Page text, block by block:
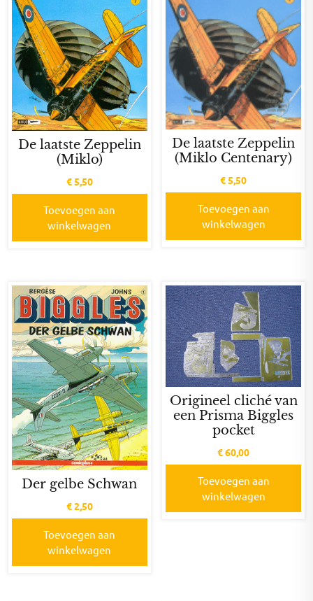
De laatste Zeppelin
(Miklo)
€5,50
Toevoegen aan
winkelwagen
De laatste Zeppelin
(Miklo Centenary)
€5,50
Toevoegen aan
winkelwagen
Der gelbe Schwan
€2,50
Toevoegen aan
winkelwagen
Origineel cliché van
een Prisma Biggles
pocket
€60,00
Toevoegen aan
winkelwagen